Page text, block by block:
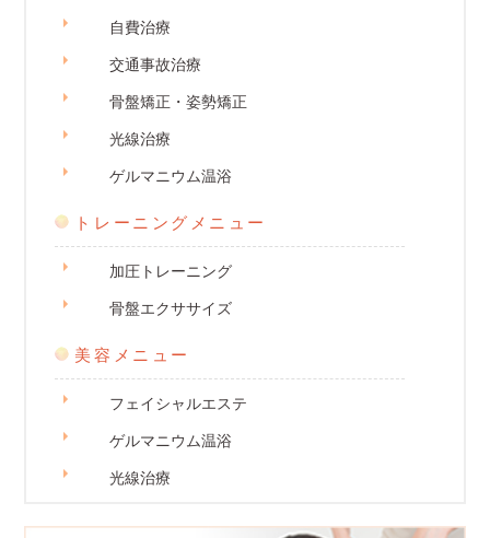
自費治療
交通事故治療
骨盤矯正・姿勢矯正
光線治療
ゲルマニウム温浴
トレーニングメニュー
加圧トレーニング
骨盤エクササイズ
美容メニュー
フェイシャルエステ
ゲルマニウム温浴
光線治療